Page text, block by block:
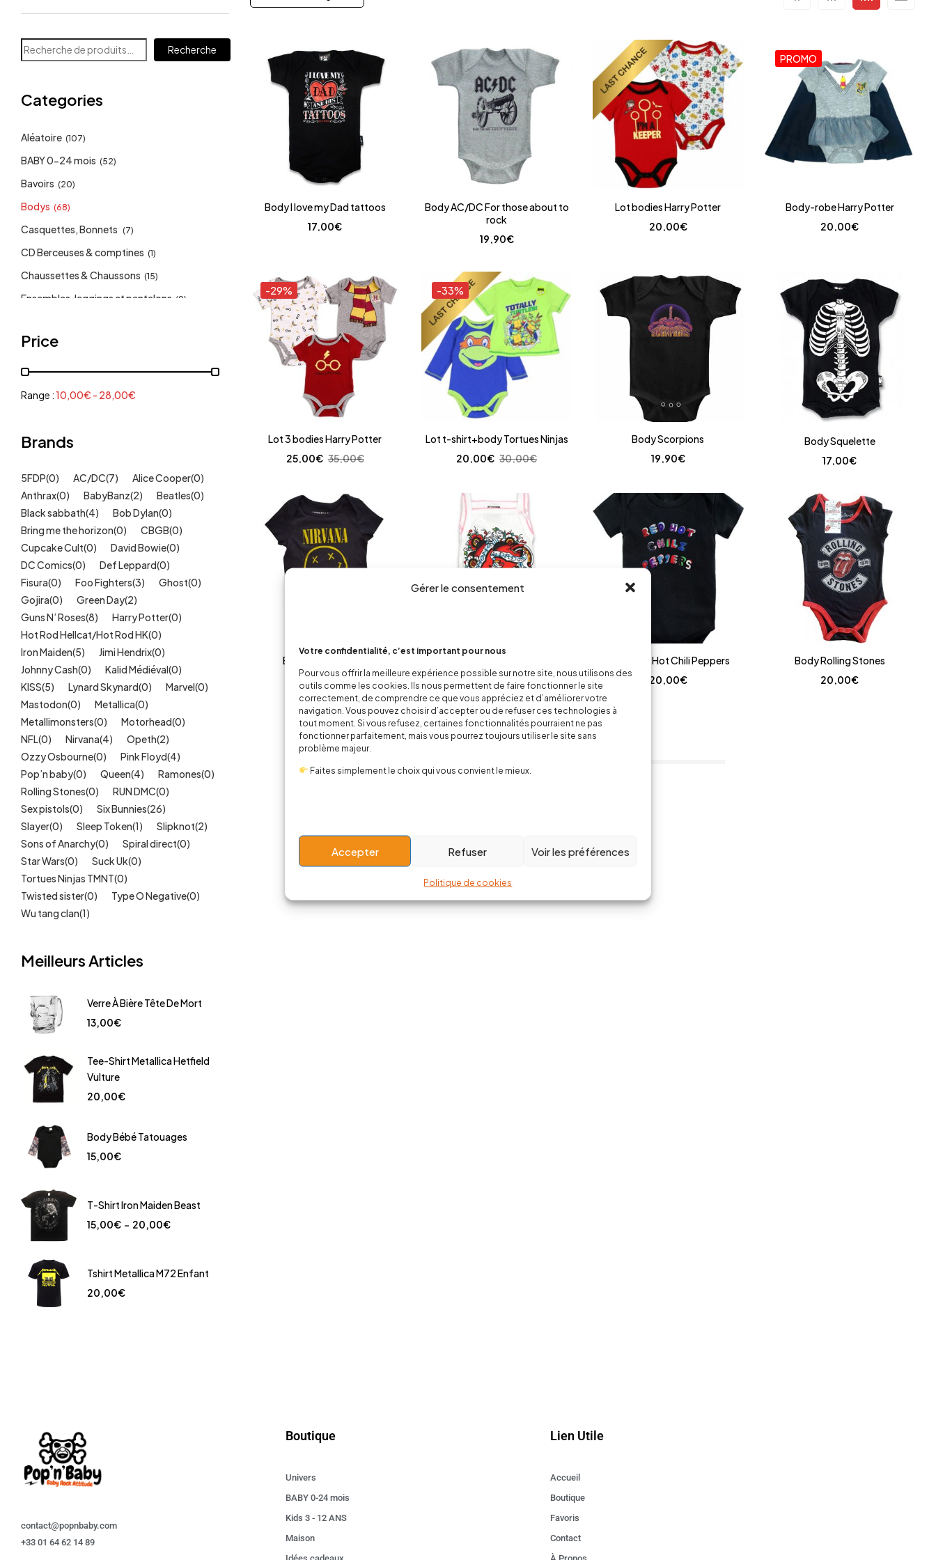
Gérer le consentement
Votre confidentialité, c’est important pour nous
Pour vous offrir la meilleure expérience possible sur notre site, nous utilisons des
outils comme les cookies. Ils nous permettent de faire fonctionner le site
correctement, de comprendre ce que vous appréciez et d’améliorer votre
navigation. Vous pouvez choisir d’accepter ou de refuser ces technologies à
tout moment. Si vous refusez, certaines fonctionnalités pourraient ne pas
fonctionner parfaitement, mais vous pourrez toujours utiliser le site sans
problème majeur.
Faites simplement le choix qui vous convient le mieux.
Accepter Refuser Voir les préférences
Politique de cookies
Recherche
Categories
Aléatoire (107)
BABY 0-24 mois (52)
Bavoirs (20)
Bodys (68)
Casquettes, Bonnets (7)
CD Berceuses & comptines (1)
Chaussettes & Chaussons (15)
Ensembles, leggings et pantalons (9)
Mode Fille
Mode Garçon
Sweat, pulls, gilets (6)
Tétines (11)
Kids (209)
Outlet (40)
Univers (422)
Price
Range :10,00€ - 28,00€
Brands
5FDP(0) AC/DC(7) Alice Cooper(0)
Anthrax(0) BabyBanz(2) Beatles(0)
Black sabbath(4) Bob Dylan(0)
Bring me the horizon(0) CBGB(0)
Cupcake Cult(0) David Bowie(0)
DC Comics(0) Def Leppard(0)
Fisura(0) Foo Fighters(3) Ghost(0)
Gojira(0) Green Day(2)
Guns N’ Roses(8) Harry Potter(0)
Hot Rod Hellcat/Hot Rod HK(0)
Iron Maiden(5) Jimi Hendrix(0)
Johnny Cash(0) Kalid Médiéval(0)
KISS(5) Lynard Skynard(0) Marvel(0)
Mastodon(0) Metallica(0)
Metallimonsters(0) Motorhead(0)
NFL(0) Nirvana(4) Opeth(2)
Ozzy Osbourne(0) Pink Floyd(4)
Pop’n baby(0) Queen(4) Ramones(0)
Rolling Stones(0) RUN DMC(0)
Sex pistols(0) Six Bunnies(26)
Slayer(0) Sleep Token(1) Slipknot(2)
Sons of Anarchy(0) Spiral direct(0)
Star Wars(0) Suck Uk(0)
Tortues Ninjas TMNT(0)
Twisted sister(0) Type O Negative(0)
Wu tang clan(1)
Meilleurs Articles
Verre À Bière Tête De Mort
13,00€
Tee-Shirt Metallica Hetfield
Vulture
20,00€
Body Bébé Tatouages
15,00€
T-Shirt Iron Maiden Beast
15,00€ – 20,00€
Tshirt Metallica M72 Enfant
20,00€
Body I love my Dad tattoos
17,00€
Body AC/DC For those about to
rock
19,90€
Lot bodies Harry Potter
20,00€
PROMO
Body-robe Harry Potter
20,00€
-29%
Lot 3 bodies Harry Potter
35,00€
25,00€
-33%
Lot t-shirt+body Tortues Ninjas
30,00€
20,00€
Body Scorpions
19,90€
Body Squelette
17,00€
Body bébé Nirvana
20,00€
Body "Mom & Dad Forever" Girl
17,00€
Body Red Hot Chili Peppers
20,00€
Body Rolling Stones
20,00€
Showing 1–12 of 68 item(s)
contact@popnbaby.com
+33 01 64 62 14 89
Boutique
Univers
BABY 0-24 mois
Kids 3 - 12 ANS
Maison
Lien Utile
Accueil
Boutique
Favoris
Contact